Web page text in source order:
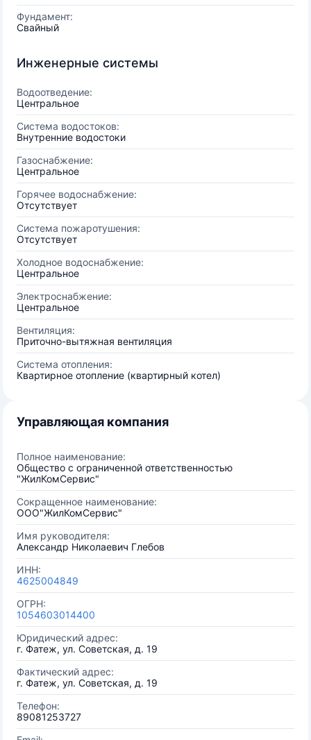
Фундамент:
Свайный
Инженерные системы
Водоотведение:
Центральное
Система водостоков:
Внутренние водостоки
Газоснабжение:
Центральное
Горячее водоснабжение:
Отсутствует
Система пожаротушения:
Отсутствует
Холодное водоснабжение:
Центральное
Электроснабжение:
Центральное
Вентиляция:
Приточно-вытяжная вентиляция
Система отопления:
Квартирное отопление (квартирный котел)
Управляющая компания
Полное наименование:
Общество с ограниченной ответственностью
"ЖилКомСервис"
Сокращенное наименование:
ООО"ЖилКомСервис"
Имя руководителя:
Александр Николаевич Глебов
ИНН:
4625004849
ОГРН:
1054603014400
Юридический адрес:
г. Фатеж, ул. Советская, д. 19
Фактический адрес:
г. Фатеж, ул. Советская, д. 19
Телефон:
89081253727